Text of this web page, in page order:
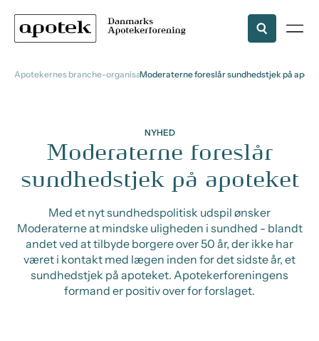
Apotekernes branche-organisationModeraterne foreslår sundhedstjek på
NYHED
Moderaterne foreslår
sundhedstjek på apoteket
Med et nyt sundhedspolitisk udspil ønsker
Moderaterne at mindske uligheden i sundhed - blandt
andet ved at tilbyde borgere over 50 år, der ikke har
været i kontakt med lægen inden for det sidste år, et
sundhedstjek på apoteket. Apotekerforeningens
formand er positiv over for forslaget.